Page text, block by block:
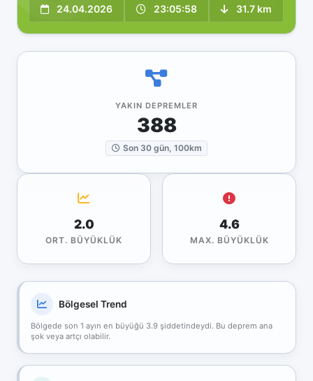
24.04.2026 23:05:58 31.7 km
YAKIN DEPREMLER
388
Son 30 gün, 100km
2.0
ORT. BÜYÜKLÜK
4.6
MAX. BÜYÜKLÜK
Bölgesel Trend
Bölgede son 1 ayın en büyüğü 3.9 şiddetindeydi. Bu deprem ana
şok veya artçı olabilir.